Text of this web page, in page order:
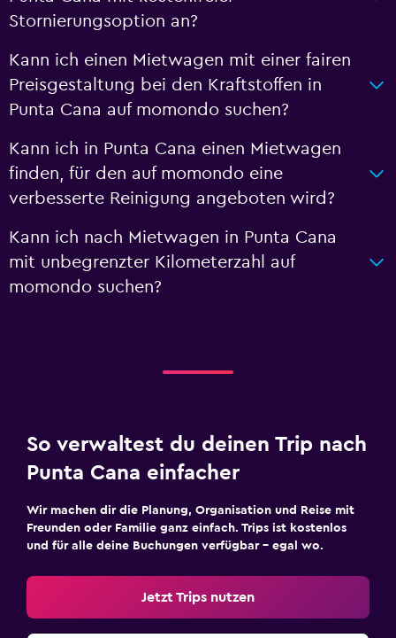
Stornierungsoption an?
Kann ich einen Mietwagen mit einer fairen
Preisgestaltung bei den Kraftstoffen in
Punta Cana auf momondo suchen?
Kann ich in Punta Cana einen Mietwagen
finden, für den auf momondo eine
verbesserte Reinigung angeboten wird?
Kann ich nach Mietwagen in Punta Cana
mit unbegrenzter Kilometerzahl auf
momondo suchen?
So verwaltest du deinen Trip nach
Punta Cana einfacher
Wir machen dir die Planung, Organisation und Reise mit
Freunden oder Familie ganz einfach. Trips ist kostenlos
und für alle deine Buchungen verfügbar – egal wo.
Jetzt Trips nutzen